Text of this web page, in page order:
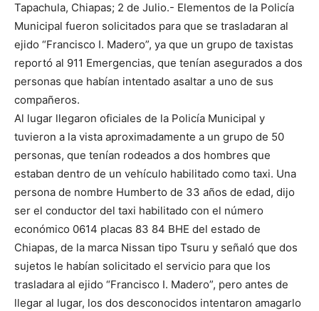
Tapachula, Chiapas; 2 de Julio.- Elementos de la Policía
Municipal fueron solicitados para que se trasladaran al
ejido “Francisco I. Madero”, ya que un grupo de taxistas
reportó al 911 Emergencias, que tenían asegurados a dos
personas que habían intentado asaltar a uno de sus
compañeros.
Al lugar llegaron oficiales de la Policía Municipal y
tuvieron a la vista aproximadamente a un grupo de 50
personas, que tenían rodeados a dos hombres que
estaban dentro de un vehículo habilitado como taxi. Una
persona de nombre Humberto de 33 años de edad, dijo
ser el conductor del taxi habilitado con el número
económico 0614 placas 83 84 BHE del estado de
Chiapas, de la marca Nissan tipo Tsuru y señaló que dos
sujetos le habían solicitado el servicio para que los
trasladara al ejido “Francisco I. Madero”, pero antes de
llegar al lugar, los dos desconocidos intentaron amagarlo